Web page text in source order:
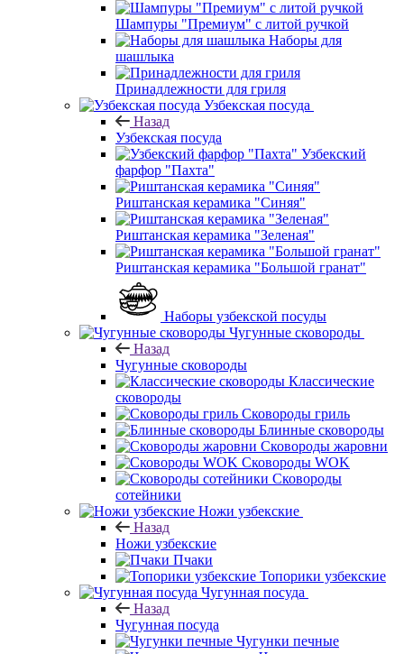
Шампуры "Премиум" с литой ручкой
Наборы для
шашлыка
Принадлежности для гриля
Узбекская посуда
Назад
Узбекская посуда
Узбекский
фарфор "Пахта"
Риштанская керамика "Синяя"
Риштанская керамика "Зеленая"
Риштанская керамика "Большой гранат"
Наборы узбекской посуды
Чугунные сковороды
Назад
Чугунные сковороды
Классические
сковороды
Сковороды гриль
Блинные сковороды
Сковороды жаровни
Сковороды WOK
Сковороды
сотейники
Ножи узбекские
Назад
Ножи узбекские
Пчаки
Топорики узбекские
Чугунная посуда
Назад
Чугунная посуда
Чугунки печные